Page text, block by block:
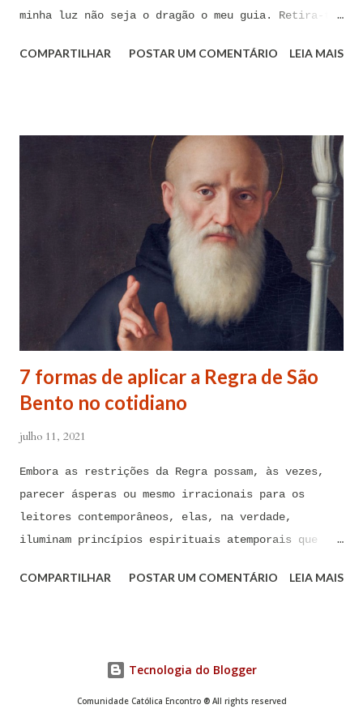
minha luz não seja o dragão o meu guia. Retira-te
que me ofereces, bebe tu mesmo o teu veneno.” Reze
Aleluia!” Proclame com fé e autoridade: “O Senhor
te confunda satã, confunda-te o Senhor.” (Zacarias
3,2) Reze: Ave Maria cheia de Graça... Oração: Eu
(diga seu nome completo), neste momento, coloco-me
na presença de meu Senhor, Rei e Salvador Jesus
Cristo, sob os cuidados e a intercessão de minha
Mãe Santíssima e Mãe do meu Senhor, a Virgem
Maria, debaixo da poderosa proteção de São Miguel
Arcanjo e do meu Anjo da Guarda, para combater
contaminações, armadilhas, en...
COMPARTILHAR POSTAR UM COMENTÁRIO LEIA MAIS
7 formas de aplicar a Regra de São
Bento no cotidiano
julho 11, 2021
Embora as restrições da Regra possam, às vezes,
parecer ásperas ou mesmo irracionais para os
leitores contemporâneos, elas, na verdade,
iluminam princípios espirituais atemporais que
São Bento foi composta há mais de 1.500 anos por
irracionais para os leitores contemporâneos, elas,
na verdade, iluminam princípios espirituais
COMPARTILHAR POSTAR UM COMENTÁRIO LEIA MAIS
Tecnologia do Blogger
Comunidade Católica Encontro ® All rights reserved